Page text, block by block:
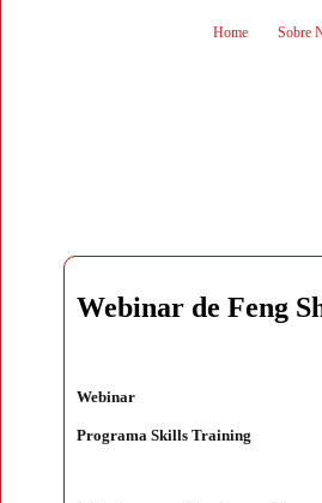
Home Sobre
Webinar de Feng
Webinar
Programa Skills Training